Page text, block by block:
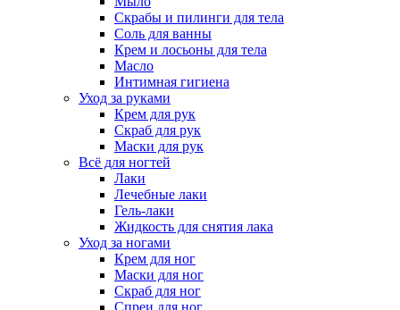
Скрабы и пилинги для тела
Соль для ванны
Крем и лосьоны для тела
Масло
Интимная гигиена
Уход за руками
Крем для рук
Скраб для рук
Маски для рук
Всё для ногтей
Лаки
Лечебные лаки
Гель-лаки
Жидкость для снятия лака
Уход за ногами
Крем для ног
Маски для ног
Скраб для ног
Спреи для ног